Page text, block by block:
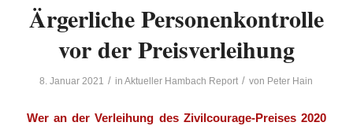
Ärgerliche Personenkontrolle
vor der Preisverleihung
8. Januar 2021 / inAktueller Hambach Report / von Peter Hain
Wer an der Verleihung des Zivilcourage-Preises 2020